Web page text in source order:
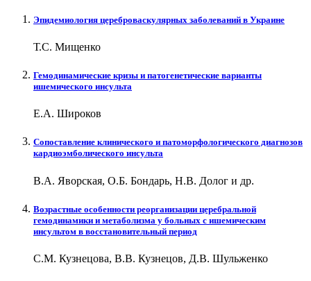
Эпидемиология цереброваскулярных заболеваний в Украине
Т.С. Мищенко
Гемодинамические кризы и патогенетические варианты
ишемического инсульта
Е.А. Широков
Сопоставление клинического и патоморфологического диагнозов
кардиоэмболического инсульта
В.А. Яворская, О.Б. Бондарь, Н.В. Долог и др.
Возрастные особенности реорганизации церебральной
гемодинамики и метаболизма у больных с ишемическим
инсультом в восстановительный период
С.М. Кузнецова, В.В. Кузнецов, Д.В. Шульженко